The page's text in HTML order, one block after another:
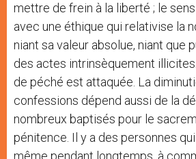
mettre de frein à la liberté ; le
avec une éthique qui relativise la
niant sa valeur absolue, niant que
des actes intrinsèquement
de péché est attaquée. La
confessions dépend aussi de la
nombreux baptisés pour le
pénitence. Il y a des personnes
même pendant longtemps, à